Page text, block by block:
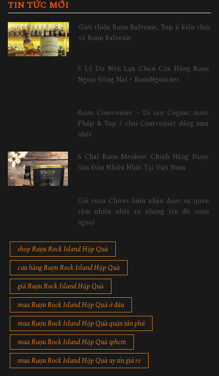
TIN TỨC MỚI
Giới thiệu Rượu Balvenie, Top 6 kiến thức
về Rượu Balvenie
5 Lý Do Nên Lựa Chọn Cửa Hàng Rượu
Ngoại Đồng Nai – RuouNgoai.net
Rượu Courvoisier – Di sản Cognac nước
Pháp & Top 7 chai Courvoisier đáng mua
nhất
6 Chai Rượu Meukow Chính Hãng Được
Săn Đón Nhiều Nhất Tại Việt Nam
Giá rượu Chivas luôn nhận được sự quan
tâm nhiều nhất từ những tín đồ rượu
ngoại
shop Rượu Rock Island Hộp Quà
cửa hàng Rượu Rock Island Hộp Quà
giá Rượu Rock Island Hộp Quà
mua Rượu Rock Island Hộp Quà ở đâu
mua Rượu Rock Island Hộp Quà quận tân phú
mua Rượu Rock Island Hộp Quà tphcm
mua Rượu Rock Island Hộp Quà uy tín giá rẻ